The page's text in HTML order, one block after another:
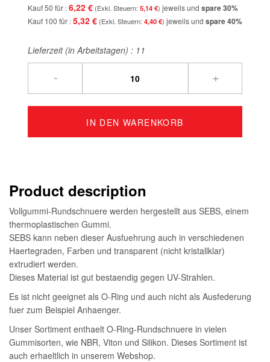
Kauf 50 für 6,22 € 5,14 € jeweils und spare30%
Kauf 100 für 5,32 € 4,40 € jeweils und spare40%
Lieferzeit (in Arbeitstagen) : 11
- +
IN DEN WARENKORB
Product description
Vollgummi-Rundschnuere werden hergestellt aus SEBS, einem
thermoplastischen Gummi.
SEBS kann neben dieser Ausfuehrung auch in verschiedenen
Haertegraden, Farben und transparent (nicht kristallklar)
extrudiert werden.
Dieses Material ist gut bestaendig gegen UV-Strahlen.
Es ist nicht geeignet als O-Ring und auch nicht als Ausfederung
fuer zum Beispiel Anhaenger.
Unser Sortiment enthaelt O-Ring-Rundschnuere in vielen
Gummisorten, wie NBR, Viton und Silikon. Dieses Sortiment ist
auch erhaeltlich in unserem Webshop.